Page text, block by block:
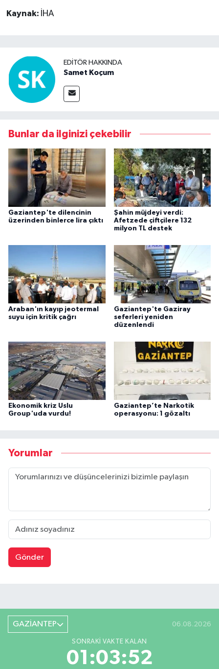
Kaynak: İHA
EDITÖR HAKKINDA
Samet Koçum
Bunlar da ilginizi çekebilir
Gaziantep'te dilencinin
üzerinden binlerce lira çıktı
Şahin müjdeyi verdi:
Afetzede çiftçilere 132
milyon TL destek
Araban'ın kayıp jeotermal
suyu için kritik çağrı
Gaziantep'te Gaziray
seferleri yeniden
düzenlendi
Ekonomik kriz Uslu
Group'uda vurdu!
Gaziantep’te Narkotik
operasyonu: 1 gözaltı
Yorumlar
Gönder
GAZİANTEP 06.08.2026
SONRAKI VAKTE KALAN
01:03:51